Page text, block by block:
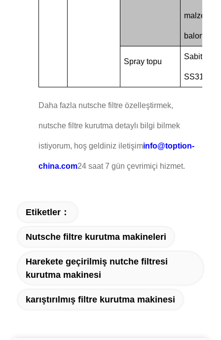
malzeme
balon
Spray topu
Sabit tip,
SS316L
Daha fazla nutsche filtre özelleştirmek,
nutsche filtre kurutma detaylı bilgi bilmek
istiyorum, hoş geldiniz iletişiminfo@toption-
china.com24 saat 7 gün çevrimiçi hizmet.
Etiketler：
Nutsche filtre kurutma makineleri
Harekete geçirilmiş nutche filtresi
kurutma makinesi
karıştırılmış filtre kurutma makinesi